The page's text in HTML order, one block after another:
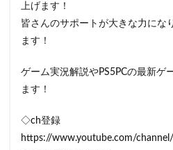
上げます！
皆さんのサポートが大きな力にな
ます！
ゲーム実況解説やPS5PCの最新ゲ
ます！
◇ch登録
https://www.youtube.com/